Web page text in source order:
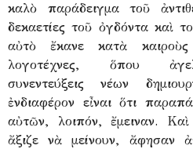
καλὸ παράδειγμα τοῦ
δεκαετίες τοῦ ὀγδόντα καὶ
αὐτὸ ἔκανε κατὰ
λογοτέχνες, ὅπου
συνεντεύξεις νέων
ἐνδιαφέρον εἶναι ὅτι
αὐτῶν, λοιπόν, ἔμειναν. Καὶ
ἄξιζε νὰ μείνουν, ἄφησαν